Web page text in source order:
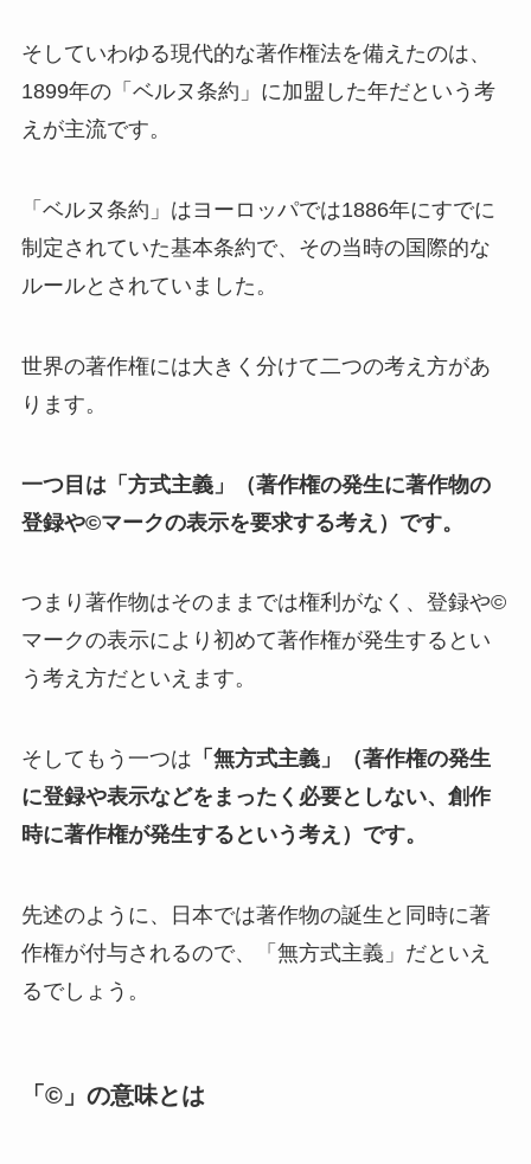
そしていわゆる現代的な著作権法を備えたのは、
1899年の「ベルヌ条約」に加盟した年だという考
えが主流です。
「ベルヌ条約」はヨーロッパでは1886年にすでに
制定されていた基本条約で、その当時の国際的な
ルールとされていました。
世界の著作権には大きく分けて二つの考え方があ
ります。
一つ目は「方式主義」（著作権の発生に著作物の
登録や©マークの表示を要求する考え）です。
つまり著作物はそのままでは権利がなく、登録や©
マークの表示により初めて著作権が発生するとい
う考え方だといえます。
そしてもう一つは 「無方式主義」（著作権の発生
に登録や表示などをまったく必要としない、創作
時に著作権が発生するという考え）です。
先述のように、日本では著作物の誕生と同時に著
作権が付与されるので、「無方式主義」だといえ
るでしょう。
「©」の意味とは